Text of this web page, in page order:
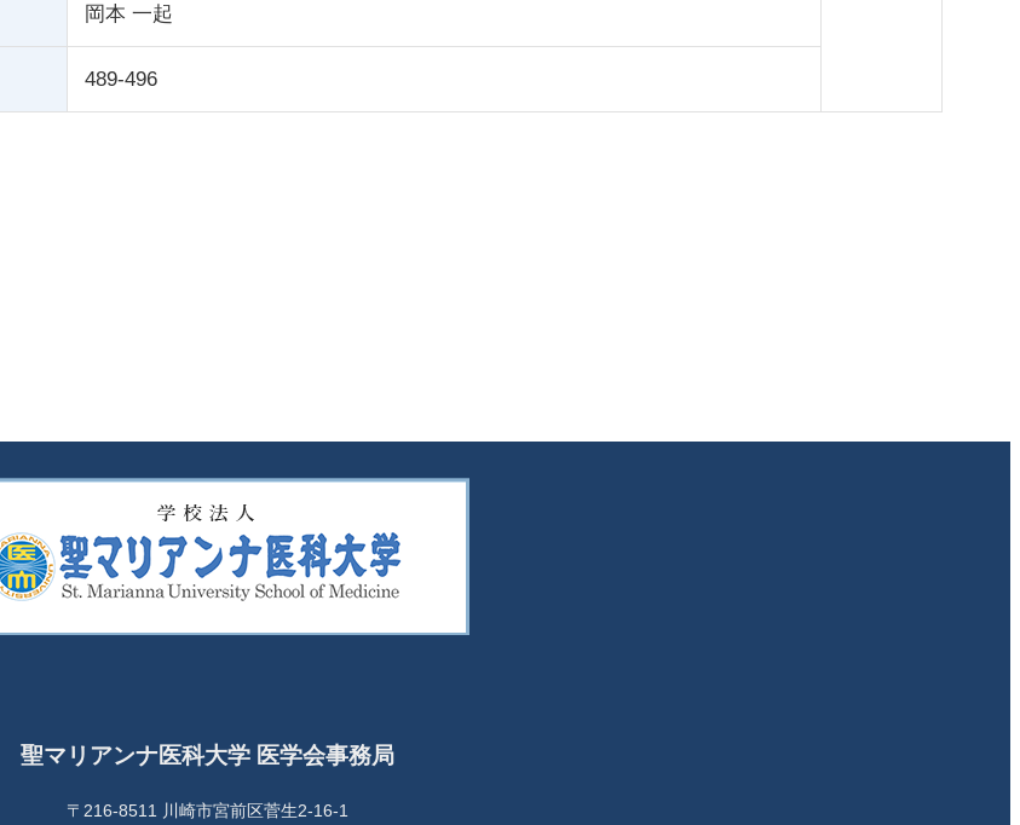
岡本 一起
489-496
聖マリアンナ医科大学 医学会事務局
〒216-8511 川崎市宮前区菅生2-16-1